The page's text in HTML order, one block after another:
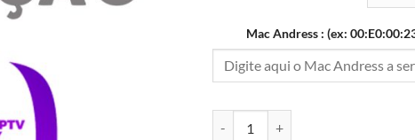
Mac Andress : (ex: